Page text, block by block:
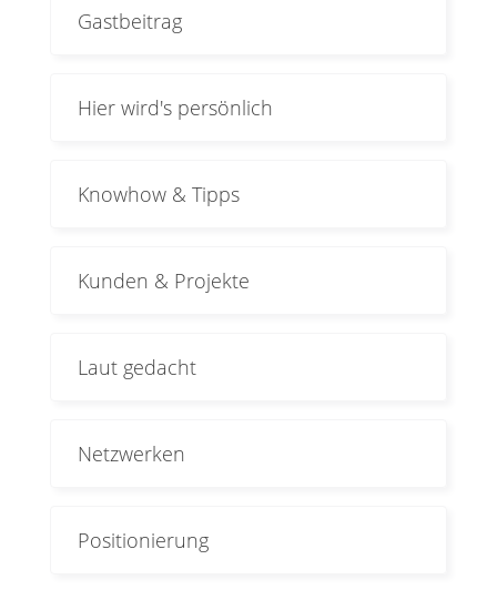
Gastbeitrag
Hier wird's persönlich
Knowhow & Tipps
Kunden & Projekte
Laut gedacht
Netzwerken
Positionierung